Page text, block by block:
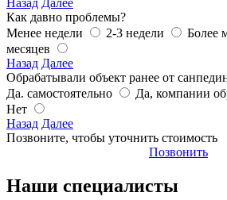
Назад Далее
Как давно проблемы?
Менее недели
2-3 недели Более
месяцев
Назад Далее
Обрабатывали объект ранее от
Да. самостоятельно
Да, компании
Нет
Назад Далее
Позвоните, чтобы уточнить стоимость
Позвонить
Наши специалисты